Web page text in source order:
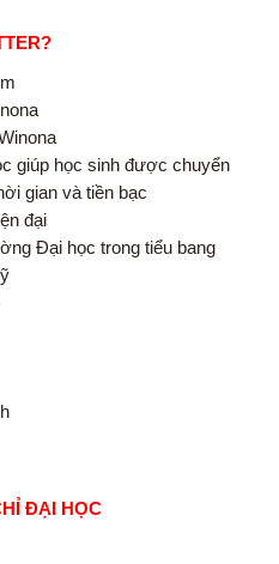
giúp học sinh được chuyển
gian và tiền bạc
đại
Đại học trong tiểu bang
ĐẠI HỌC